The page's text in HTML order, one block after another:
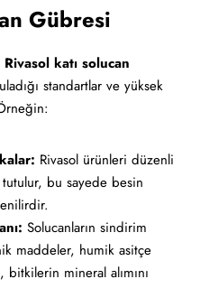
Gübresi
Rivasol katı solucan
standartlar ve yüksek
Rivasol ürünleri düzenli
bu sayede besin
Solucanların sindirim
maddeler, humik asitçe
mineral alımını